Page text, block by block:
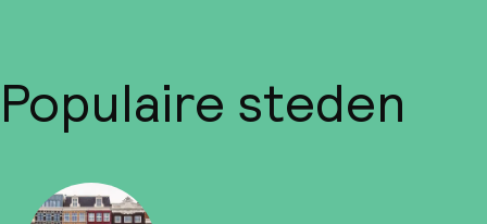
Populaire steden